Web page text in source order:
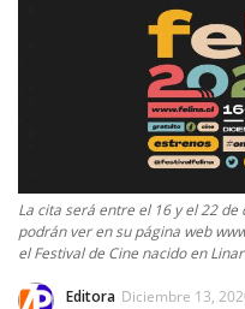
La cita será entre el 16 y el 22
podrán ver en su página web
el Festival de Cine nacido en
Editora Diciembre 13,